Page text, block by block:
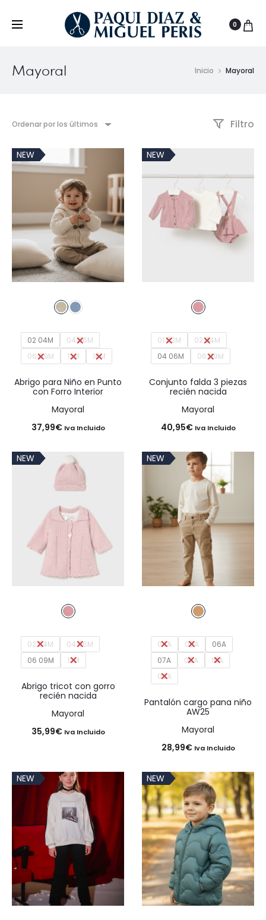
0
Mayoral Inicio Mayoral
Ordenar por los últimos Filtro
NEW
02 04M
04 06M
06 09M
12M 18M
Abrigo para Niño en Punto
con Forro Interior
Mayoral
37,99€ Iva Incluido
NEW
01 02M
02 04M
04 06M
06 09M
Conjunto falda 3 piezas
recién nacida
Mayoral
40,95€ Iva Incluido
NEW
02 04M
04 06M
06 09M
12M
Abrigo tricot con gorro
recién nacida
Mayoral
35,99€ Iva Incluido
NEW
04A 05A
06A
07A
08A
10A
09A
Pantalón cargo pana niño
AW25
Mayoral
28,99€ Iva Incluido
NEW NEW